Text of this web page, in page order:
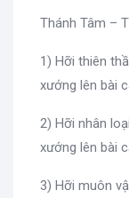
Thánh Tâm –
1) Hỡi thiên
xướng lên bài
2) Hỡi nhân
xướng lên bài
3) Hỡi muôn